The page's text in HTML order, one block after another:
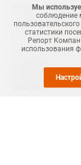
начале октября
Осаке, Япония
сообщает
Производство,
Крекинг-
обслуживание в
Мы
соблюдение
статистики
Репорт
использования